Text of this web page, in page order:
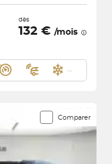
dès
132 € /mois
Comparer